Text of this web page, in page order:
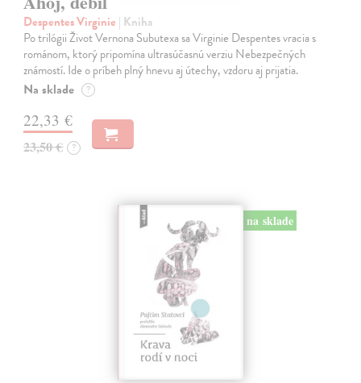
Despentes Virginie | Kniha
Po trilógii Život Vernona Subutexa sa Virginie Despentes vracia s
románom, ktorý pripomína ultrasúčasnú verziu Nebezpečných
známostí. Ide o príbeh plný hnevu aj útechy, vzdoru aj prijatia.
Na sklade ?
22,33 €
23,50 € ?
na sklade